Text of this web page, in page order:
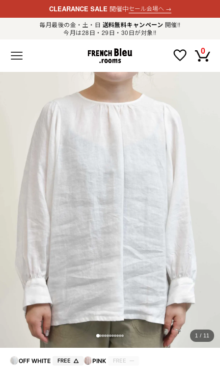
CLEARANCE SALE 開催中セール会場へ →
毎月最後の金・土・日 送料無料キャンペーン 開催!!
今月は28日・29日・30日が対象!!
F
R
N
H
l
販
ク
ョ
プ
0
ログイン
LADIES
GOODS
OTHER
FRENCH Bleu ORIGINAL
KISOGAWA BLOG
SHOP NEWS 1 / 11
OFF WHITE FREE PINK FREE